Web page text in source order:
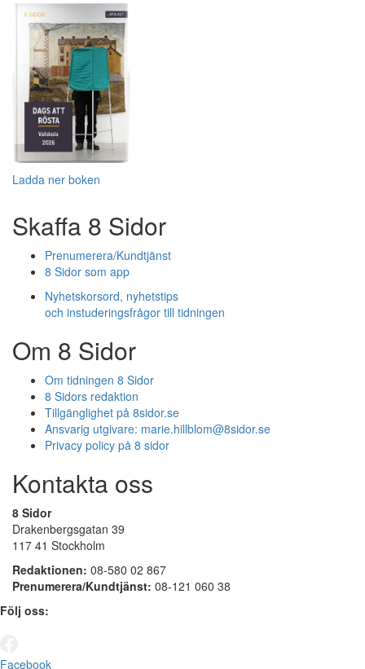
Ladda ner boken
Skaffa 8 Sidor
Prenumerera/Kundtjänst
8 Sidor som app
Nyhetskorsord, nyhetstips
och instuderingsfrågor till tidningen
Om 8 Sidor
Om tidningen 8 Sidor
8 Sidors redaktion
Tillgänglighet på 8sidor.se
Ansvarig utgivare: marie.hillblom@8sidor.se
Privacy policy på 8 sidor
Kontakta oss
8 Sidor
Drakenbergsgatan 39
117 41 Stockholm
Redaktionen: 08-580 02 867
Prenumerera/Kundtjänst: 08-121 060 38
Följ oss:
Facebook